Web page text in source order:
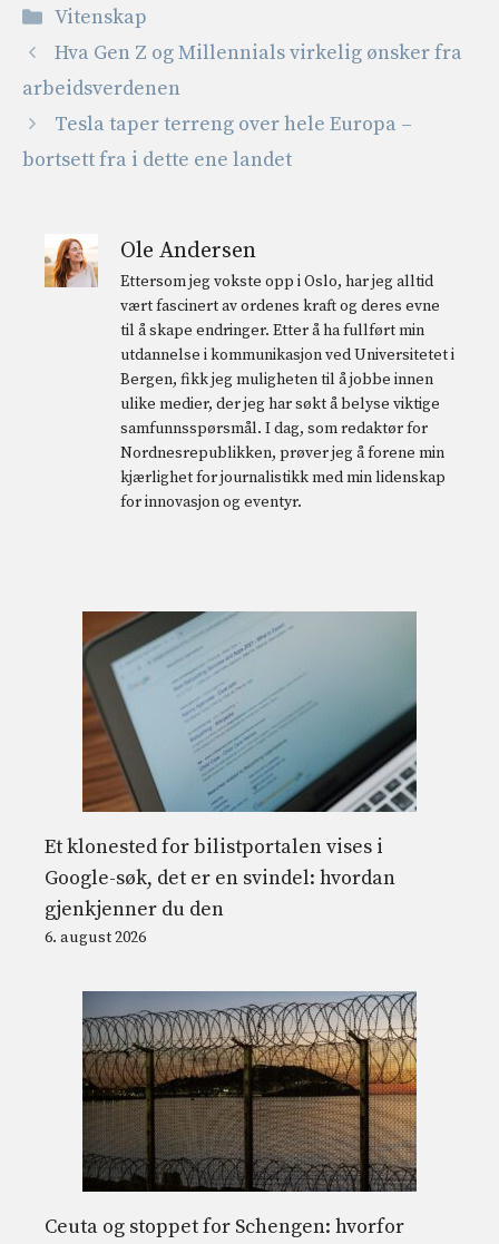
Kategorier
Vitenskap
Hva Gen Z og Millennials virkelig ønsker fra
arbeidsverdenen
Tesla taper terreng over hele Europa –
bortsett fra i dette ene landet
Ole Andersen
Ettersom jeg vokste opp i Oslo, har jeg alltid
vært fascinert av ordenes kraft og deres evne
til å skape endringer. Etter å ha fullført min
utdannelse i kommunikasjon ved Universitetet i
Bergen, fikk jeg muligheten til å jobbe innen
ulike medier, der jeg har søkt å belyse viktige
samfunnsspørsmål. I dag, som redaktør for
Nordnesrepublikken, prøver jeg å forene min
kjærlighet for journalistikk med min lidenskap
for innovasjon og eventyr.
Et klonested for bilistportalen vises i
Google-søk, det er en svindel: hvordan
gjenkjenner du den
6. august 2026
Ceuta og stoppet for Schengen: hvorfor